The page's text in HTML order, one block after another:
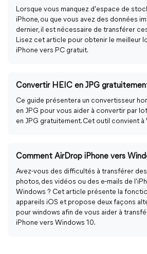
Lorsque vous manquez d'espace de
iPhone, ou que vous avez des données
dernier, il est nécessaire de transférer
Lisez cet article pour obtenir le meilleur
iPhone vers PC gratuit.
Ce guide présentera un convertisseur
en JPG pour vous aider à convertir par
en JPG gratuitement. Cet outil convient à
Comment AirDrop iPhone vers
Avez-vous des difficultés à transférer
photos, des vidéos ou des e-mails de
Windows ? Cet article présente la
appareils iOS et propose deux façons
pour windows afin de vous aider à
iPhone vers Windows 10.